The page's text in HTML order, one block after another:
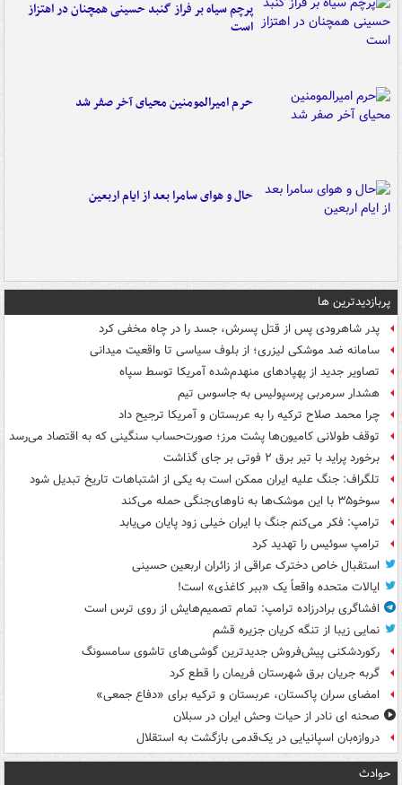
پرچم سیاه بر فراز گنبد حسینی همچنان در اهتزاز
است
حرم امیرالمومنین محیای آخر صفر شد
حال و هوای سامرا بعد از ایام اربعین
پربازدیدترین ها
پدر شاهرودی پس از قتل پسرش، جسد را در چاه مخفی کرد
سامانه ضد موشکی لیزری؛ از بلوف سیاسی تا واقعیت میدانی
تصاویر جدید از پهپادهای منهدم‌شده آمریکا توسط سپاه
هشدار سرمربی پرسپولیس به جاسوس تیم
چرا محمد صلاح ترکیه را به عربستان و آمریکا ترجیح داد
توقف طولانی کامیون‌ها پشت مرز؛ صورت‌حساب سنگینی که به اقتصاد می‌رسد
برخورد پراید با تیر برق ۲ فوتی بر جای گذاشت
تلگراف: جنگ علیه ایران ممکن است به یکی از اشتباهات تاریخ تبدیل شود
سوخو۳۵ با این موشک‌ها به ناوهای‌جنگی حمله می‌کند
ترامپ: فکر می‌کنم جنگ با ایران خیلی زود پایان می‌یابد
ترامپ سوئیس را تهدید کرد
استقبال خاص دخترک عراقی از زائران اربعین حسینی
ایالات متحده واقعاً یک «ببر کاغذی» است!
افشاگری برادرزاده ترامپ: تمام تصمیم‌هایش از روی ترس است
نمایی زیبا از تنگه کریان جزیره قشم
رکوردشکنی پیش‌فروش جدیدترین گوشی‌های تاشوی سامسونگ
گربه جریان برق شهرستان فریمان را قطع کرد
امضای سران پاکستان، عربستان و ترکیه برای «دفاع جمعی»
صحنه ای نادر از حیات وحش ایران در سبلان
دروازه‌بان اسپانیایی در یک‌قدمی بازگشت به استقلال
حوادث